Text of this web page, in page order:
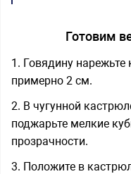
Готовим
1. Говядину
примерно 2 см.
2. В чугунной
поджарьте мелкие
прозрачности.
3. Положите в